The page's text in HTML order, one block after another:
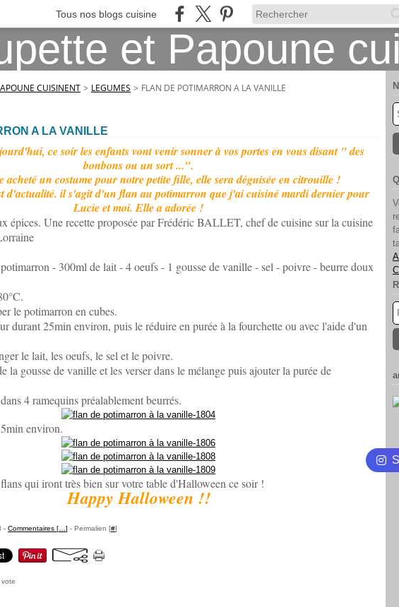
Tous nos blogs cuisine
CUISINENT > LEGUMES > FLAN DE POTIMARRON A LA VANILLE
A LA VANILLE
ce soir les enfants vont venir sonner à vos portes en vous disant " des
bonbons ou un sort ...".
acheté un costume pour notre petite fille, elle sera déguisée en citrouille !
d'actualité. il s'agit d'un flan au potimarron que j'ai cuisiné mardi dernier pour
Lucie et moi. Elle a adorée !
épices. Une recette proposée par Frédéric BALLET, chef de cuisine sur la cuisine
- 300ml de lait - 4 oeufs - 1 gousse de vanille - sel - poivre - beurre doux
le potimarron en cubes.
durant 25min environ, puis le réduire en purée à la fourchette ou avec l'aide d'un
le lait, les oeufs, le sel et le poivre.
la gousse de vanille et les verser dans le mélange puis ajouter la purée de
4 ramequins préalablement beurrés.
environ.
qui iront très bien sur votre table d'Halloween ce soir !
Happy Halloween !!
- Commentaires [ ] - Permalien [#]
vote